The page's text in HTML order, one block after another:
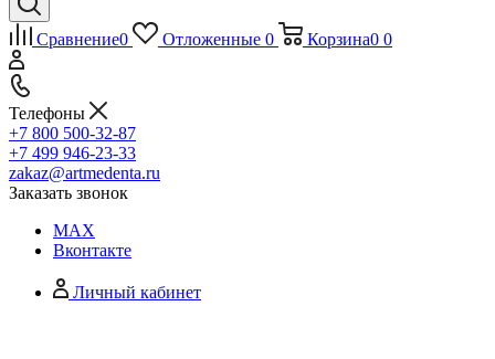
Сравнение0 Отложенные 0 Корзина0 0
Телефоны
+7 800 500-32-87
+7 499 946-23-33
zakaz@artmedenta.ru
Заказать звонок
MAX
Вконтакте
Личный кабинет